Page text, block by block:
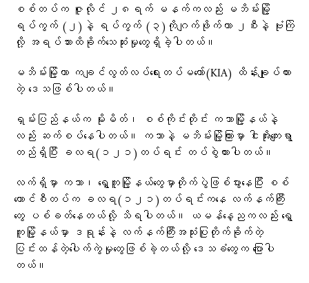
စစ်တပ်က ဇူလိုင် ၂၈ရက် မနက်ကလည်း မဘိမ်းမြို့
ရပ်ကွက် (၂)နဲ့ ရပ်ကွက် (၃)ကိုဂျက်ဖိုက်တာ ၂စီးနဲ့ ဗုံးကြဲ
လို့ အရပ်သားထိခိုက်သေဆုံးမှုတွေရှိခဲ့ပါတယ်။
မဘိမ်းမြို့ဟာ ကချင်လွတ်လပ်ရေးတပ်မတော်(KIA) ထိန်းချုပ်ထား
တဲ့ ဒေသဖြစ်ပါတယ်။
ရှမ်းပြည်နယ်က မိုးမိတ်၊ စစ်ကိုင်းတိုင်း ကသာမြို့နယ်နဲ့
လည်း ဆက်စပ်နေပါတယ်။ ကသာနဲ့ မဘိမ်းမြို့ကြားမှာ ငါးအိုးကျေးရွာ
တည်ရှိပြီး ခလရ(၁၂၁)တပ်ရင်း တပ်စွဲထားပါတယ်။
လက်ရှိမှာ ကသာ၊ ရွှေကူမြို့နယ်တွေမှာတိုက်ပွဲဖြစ်ပွားနေပြီး စစ်
ကောင်စီတပ်က ခလရ(‌၁၂၁)တပ်ရင်းကနေ လက်နက်ကြီး
တွေ ပစ်ခတ်နေတယ်လို့ သိရပါတယ်။ ယမန်နေ့ညကလည်း ရွှေ
ကူမြို့နယ်မှာ ဒရုန်းနဲ့ လက်နက်ကြီးအသုံးပြုတိုက်ခိုက်တဲ့
ပြင်းထန်တဲ့ပေါက်ကွဲမှုတွေဖြစ်ခဲ့တယ်လို့ ဒေသခံတွေက ပြောပါ
တယ်။